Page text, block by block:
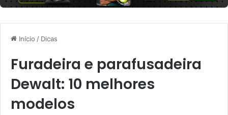
Início / Dicas
Furadeira e parafusadeira
Dewalt: 10 melhores
modelos